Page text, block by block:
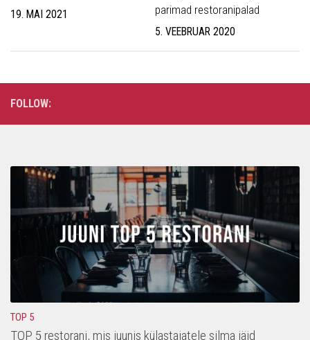
19. MAI 2021
parimad restoranipalad
5. VEEBRUAR 2020
FOLLOW:
TOP 5
TOP 5 restorani, mis juunis külastajatele silma jäid